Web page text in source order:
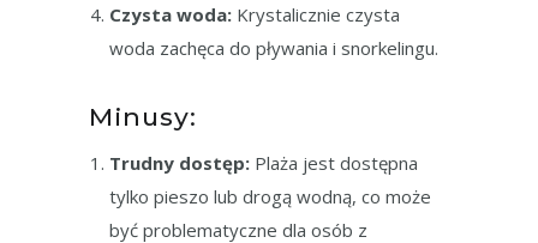
Czysta woda: Krystalicznie czysta
woda zachęca do pływania i snorkelingu.
Minusy:
Trudny dostęp: Plaża jest dostępna
tylko pieszo lub drogą wodną, co może
być problematyczne dla osób z